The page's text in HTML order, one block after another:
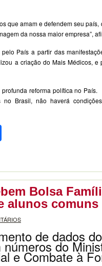
que amam e defendem seu
da nossa maior empresa”,
País a partir das
a criação do Mais Médicos, e
reforma política no
no Brasil, não haverá
Bolsa
alunos comuns
de dados
do
e Combate à